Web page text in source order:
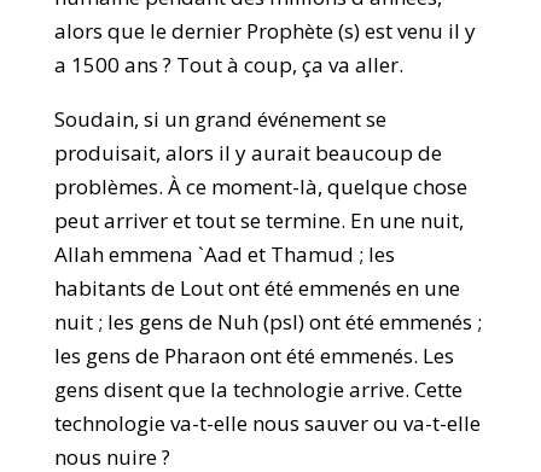
alors que le dernier Prophète (s) est venu il y
a 1500 ans ? Tout à coup, ça va aller.
Soudain, si un grand événement se
produisait, alors il y aurait beaucoup de
problèmes. À ce moment-là, quelque chose
peut arriver et tout se termine. En une nuit,
Allah emmena `Aad et Thamud ; les
habitants de Lout ont été emmenés en une
nuit ; les gens de Nuh (psl) ont été emmenés ;
les gens de Pharaon ont été emmenés. Les
gens disent que la technologie arrive. Cette
technologie va-t-elle nous sauver ou va-t-elle
nous nuire ?